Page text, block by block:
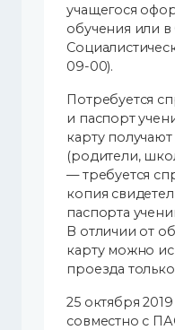
учащегося
обучения или
09-00).
Потребуется
и паспорт
карту
(родители,
— требуется
копия
паспорта
В отличии от
карту можно
проезда
25 октября
совместно с